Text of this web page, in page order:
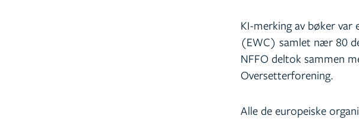
KI-merking av bøker var
(EWC) samlet nær 80
NFFO deltok sammen
Oversetterforening.
Alle de europeiske